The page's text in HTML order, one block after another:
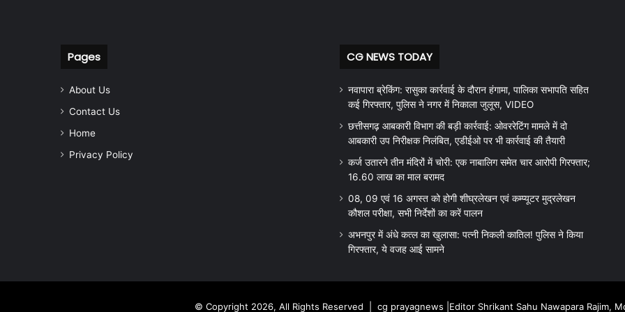
Pages
About Us
Contact Us
Home
Privacy Policy
CG NEWS TODAY
नवापारा ब्रेकिंग: रासुका कार्रवाई के दौरान हंगामा, पालिका सभापति सहित
कई गिरफ्तार, पुलिस ने नगर में निकाला जुलूस, VIDEO
छत्तीसगढ़ आबकारी विभाग की बड़ी कार्रवाई: ओवररेटिंग मामले में दो
आबकारी उप निरीक्षक निलंबित, एडीईओ पर भी कार्रवाई की तैयारी
कर्ज उतारने तीन मंदिरों में चोरी: एक नाबालिग समेत चार आरोपी गिरफ्तार;
16.60 लाख का माल बरामद
08, 09 एवं 16 अगस्त को होगी शीघ्रलेखन एवं कम्प्यूटर मुद्रलेखन
कौशल परीक्षा, सभी निर्देशों का करें पालन
अभनपुर में अंधे कत्ल का खुलासा: पत्नी निकली कातिल! पुलिस ने किया
गिरफ्तार, ये वजह आई सामने
© Copyright 2026, All Rights Reserved | cg prayagnews |Editor Shrikant Sahu Nawapara Rajim,